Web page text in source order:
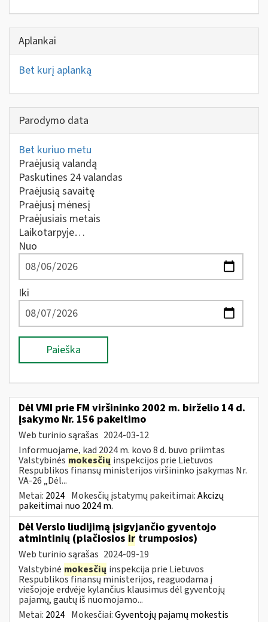
Aplankai
Bet kurį aplanką
Parodymo data
Bet kuriuo metu
Praėjusią valandą
Paskutines 24 valandas
Praėjusią savaitę
Praėjusį mėnesį
Praėjusiais metais
Laikotarpyje…
Nuo
Iki
Paieška
Dėl VMI prie FM viršininko 2002 m. birželio 14 d.
įsakymo Nr. 156 pakeitimo
Web turinio sąrašas 2024-03-12
Informuojame, kad 2024 m. kovo 8 d. buvo priimtas
Valstybinės mokesčių inspekcijos prie Lietuvos
Respublikos finansų ministerijos viršininko įsakymas Nr.
VA-26 „Dėl...
Metai: 2024 Mokesčių įstatymų pakeitimai:Akcizų
pakeitimai nuo 2024 m.
Dėl Verslo liudijimą įsigyjančio gyventojo
atmintinių (plačiosios ir trumposios)
Web turinio sąrašas 2024-09-19
Valstybinė mokesčių inspekcija prie Lietuvos
Respublikos finansų ministerijos, reaguodama į
viešojoje erdvėje kylančius klausimus dėl gyventojų
pajamų, gautų iš nuomojamo...
Metai: 2024 Mokesčiai:Gyventojų pajamų mokestis